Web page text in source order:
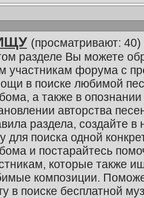
(просматривают: 40)
разделе Вы можете
участникам форума с
в поиске любимой
а также в опознании
авторства
раздела, создайте в
для поиска одной
и постарайтесь
которые также
композиции.
в поиске бесплатной